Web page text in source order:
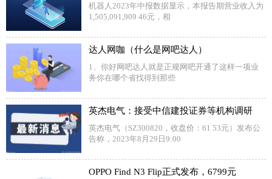
机器人2023年中报数据显示，本报告期营业收入为
1,505,091,909 46元，相
达人网咖（什么是网吧达人）
1、你好网吧达人就是正规网吧开通了这样一项业
务你在哪个省找得到那些
英杰电气：接受中信建投证券等机构调研
英杰电气（SZ300820，收盘价：61 53元）发布公
告称，2023年8月29日9:00
OPPO Find N3 Flip正式发布，6799元